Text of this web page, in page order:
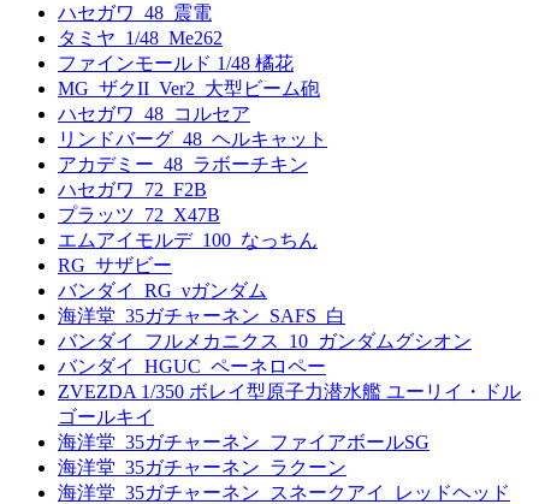
ハセガワ_48_震電
タミヤ_1/48_Me262
ファインモールド 1/48 橘花
MG_ザクII_Ver2_大型ビーム砲
ハセガワ_48_コルセア
リンドバーグ_48_ヘルキャット
アカデミー_48_ラボーチキン
ハセガワ_72_F2B
プラッツ_72_X47B
エムアイモルデ_100_なっちん
RG_サザビー
バンダイ_RG_νガンダム
海洋堂_35ガチャーネン_SAFS_白
バンダイ_フルメカニクス_10_ガンダムグシオン
バンダイ_HGUC_ペーネロペー
ZVEZDA 1/350 ボレイ型原子力潜水艦 ユーリイ・ドル
ゴールキイ
海洋堂_35ガチャーネン_ファイアボールSG
海洋堂_35ガチャーネン_ラクーン
海洋堂_35ガチャーネン_スネークアイ_レッドヘッド